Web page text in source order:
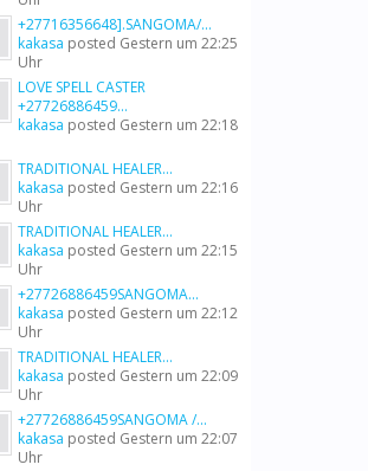
+27716356648].SANGOMA/...
kakasa posted Gestern um 22:25
Uhr
LOVE SPELL CASTER
+27726886459...
kakasa posted Gestern um 22:18
TRADITIONAL HEALER...
kakasa posted Gestern um 22:16
Uhr
TRADITIONAL HEALER...
kakasa posted Gestern um 22:15
Uhr
+27726886459SANGOMA...
kakasa posted Gestern um 22:12
Uhr
TRADITIONAL HEALER...
kakasa posted Gestern um 22:09
Uhr
+27726886459SANGOMA /...
kakasa posted Gestern um 22:07
Uhr